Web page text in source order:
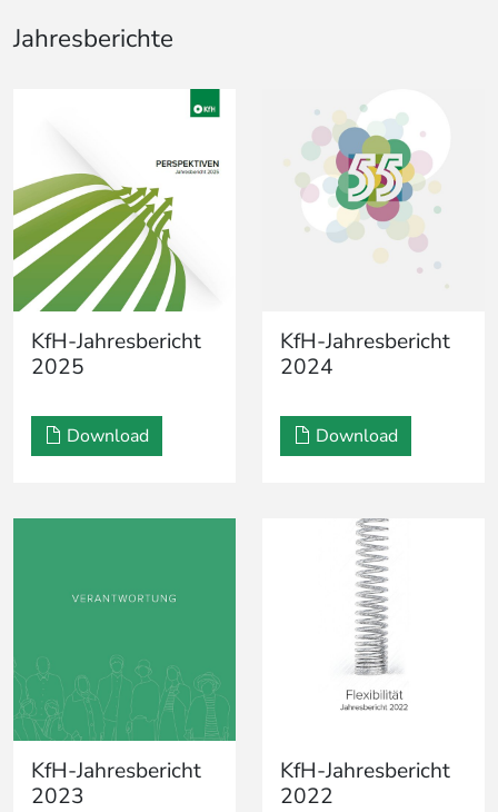
Jahresberichte
KfH-Jahresbericht
2025
Download
KfH-Jahresbericht
2024
Download
KfH-Jahresbericht
2023
KfH-Jahresbericht
2022